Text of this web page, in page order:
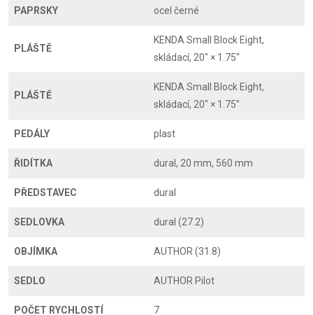
PAPRSKY ocel černé
PLÁŠTĚ
KENDA Small Block Eight,
skládací, 20" × 1.75"
PLÁŠTĚ
KENDA Small Block Eight,
skládací, 20" × 1.75"
PEDÁLY plast
ŘIDÍTKA dural, 20 mm, 560 mm
PŘEDSTAVEC dural
SEDLOVKA dural (27.2)
OBJÍMKA AUTHOR (31.8)
SEDLO AUTHOR Pilot
POČET RYCHLOSTÍ 7